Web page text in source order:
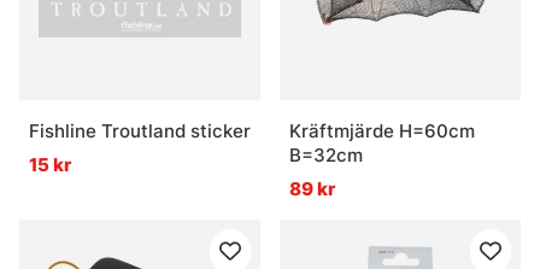
Fishline Troutland sticker
15 kr
Kräftmjärde H=60cm
B=32cm
89 kr